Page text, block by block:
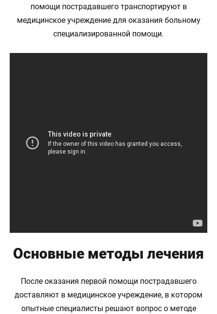
помощи пострадавшего транспортируют в
медицинское учреждение для оказания больному
специализированной помощи.
Основные методы лечения
После оказания первой помощи пострадавшего
доставляют в медицинское учреждение, в котором
опытные специалисты решают вопрос о методе